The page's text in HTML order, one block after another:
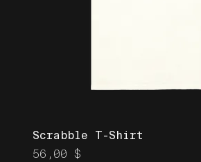
Scrabble T-Shirt
Prix
56,00 $